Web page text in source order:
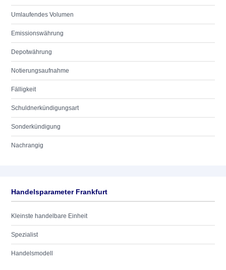
Umlaufendes Volumen
Emissionswährung
Depotwährung
Notierungsaufnahme
Fälligkeit
Schuldnerkündigungsart
Sonderkündigung
Nachrangig
Handelsparameter Frankfurt
Kleinste handelbare Einheit
Spezialist
Handelsmodell